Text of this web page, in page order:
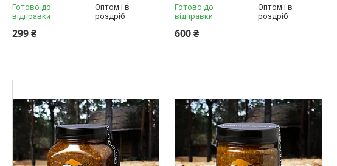
Готово до
відправки
Оптом і в
роздріб
299 ₴
Готово до
відправки
Оптом і в
роздріб
600 ₴